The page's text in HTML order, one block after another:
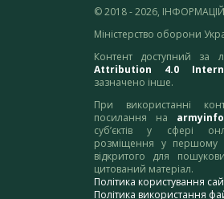
© 2018 - 2026,
Міністерство оборони
Контент доступний за
Attribution 4.0
зазначено інше.
При використанні
посилання на
суб’єктів у сфері
розміщення у першому
відкритого для
цитований матеріал.
Політика користування
Політика використання